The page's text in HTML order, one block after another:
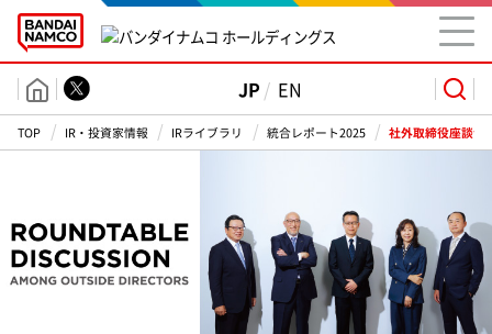
グループ
投資家情報
JP EN
TOP IR・投資家情報 IRライブラリ 統合レポート2025 社外取締役座談会
会長メッセージ／社長メッセージ
副社長メッセージ／CFOメッセージ／
CIO/CISOメッセージ
一括ダウンロード
分割ダウンロード
998 KB